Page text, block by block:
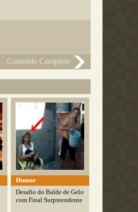
Conteúdo Completo
Humor
Desafio do Balde de Gelo
com Final Surpreendente